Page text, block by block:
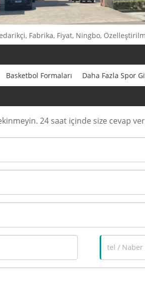
Fabrika, Fiyat, Ningbo,
Basketbol Formaları Daha Fazla Spor
24 saat içinde size cevap